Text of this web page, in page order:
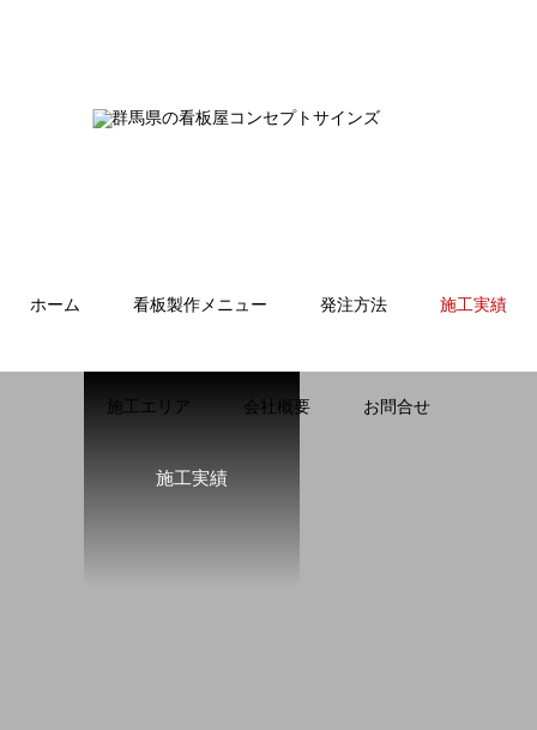
ホーム 看板製作メニュー 発注方法 施工実績
施工エリア 会社概要 お問合せ
施工実績